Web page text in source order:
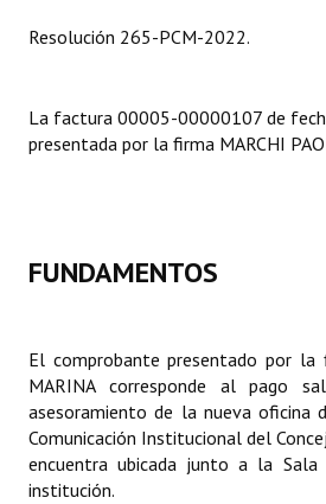
Digesto
Organigrama
Informes de Gestión
Dictámenes Asesoría Letrada
Actas de Sesión
Informes de Unidad Coordinadora
Resolución 265-PCM-2022.
La factura 00005-00000107 de
presentada por la firma MARCHI
FUNDAMENTOS
El comprobante presentado por la
MARINA corresponde al pago
asesoramiento de la nueva oficina
Comunicación Institucional del
encuentra ubicada junto a la Sala
institución.